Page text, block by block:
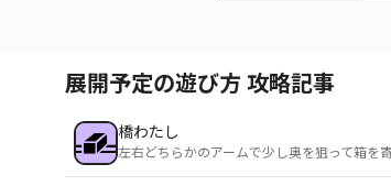
展開予定の遊び方 攻略記事
橋わたし
左右どちらかのアームで少し奥を狙って箱を